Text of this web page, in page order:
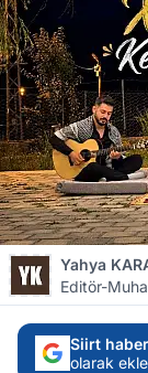
Yahya
Editör-
Siirt haber
olarak